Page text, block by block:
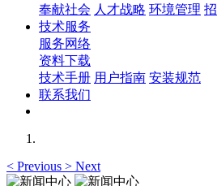
奉献社会 人才战略 环境管理
技术服务
服务网络
资料下载
技术手册 用户指南 安装规范
联系我们
< Previous > Next